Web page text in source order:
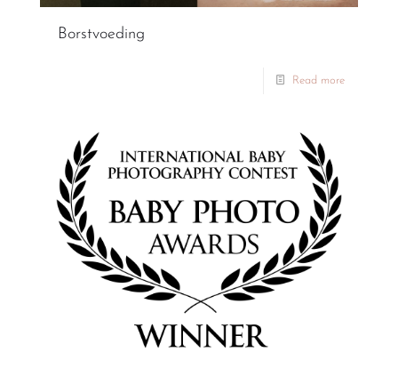
Borstvoeding
Read more